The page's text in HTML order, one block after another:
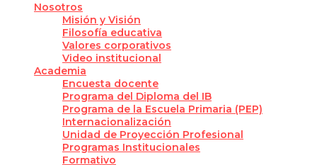
Nosotros
Misión y Visión
Filosofía educativa
Valores corporativos
Video institucional
Academia
Encuesta docente
Programa del Diploma del IB
Programa de la Escuela Primaria (PEP)
Internacionalización
Unidad de Proyección Profesional
Programas Institucionales
Formativo